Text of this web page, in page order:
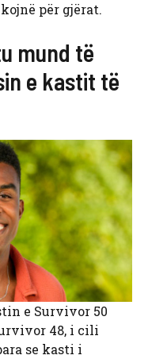
për gjërat.
mund të
e kastit të
e Survivor 50
48, i cili
se kasti i